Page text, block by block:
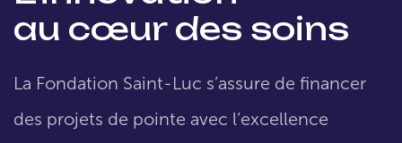
au cœur des soins
La Fondation Saint-Luc s’assure de financer
des projets de pointe avec l’excellence